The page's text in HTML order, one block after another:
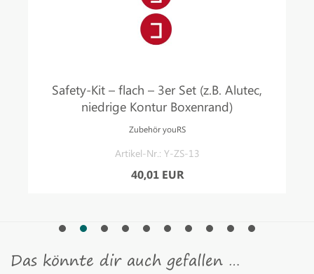
Safety-Kit – flach – 3er Set (z.B. Alutec,
niedrige Kontur Boxenrand)
Zubehör youRS
Artikel-Nr.: Y-ZS-13
40,01 EUR
Das könnte dir auch gefallen …